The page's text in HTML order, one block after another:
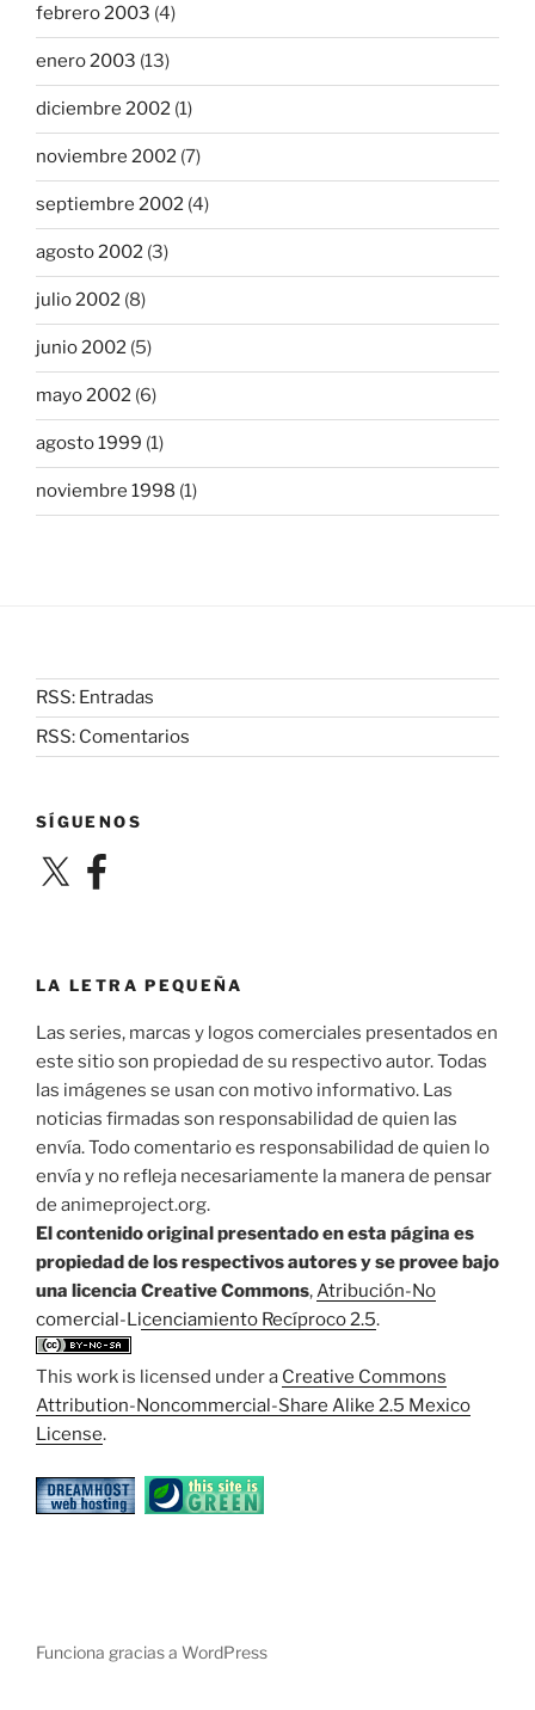
febrero 2003 (4)
enero 2003 (13)
diciembre 2002 (1)
noviembre 2002 (7)
septiembre 2002 (4)
agosto 2002 (3)
julio 2002 (8)
junio 2002 (5)
mayo 2002 (6)
agosto 1999 (1)
noviembre 1998 (1)
RSS: Entradas
RSS: Comentarios
SÍGUENOS
X Facebook
LA LETRA PEQUEÑA
Las series, marcas y logos comerciales presentados en
este sitio son propiedad de su respectivo autor. Todas
las imágenes se usan con motivo informativo. Las
noticias firmadas son responsabilidad de quien las
envía. Todo comentario es responsabilidad de quien lo
envía y no refleja necesariamente la manera de pensar
de animeproject.org.
El contenido original presentado en esta página es
propiedad de los respectivos autores y se provee bajo
una licencia Creative Commons,Atribución-No
comercial-Licenciamiento Recíproco 2.5.
This work is licensed under a Creative Commons
Attribution-Noncommercial-Share Alike 2.5 Mexico
License.
Funciona gracias a WordPress